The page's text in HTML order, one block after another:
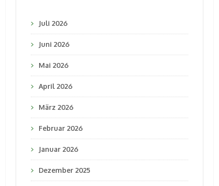
Juli 2026
Juni 2026
Mai 2026
April 2026
März 2026
Februar 2026
Januar 2026
Dezember 2025